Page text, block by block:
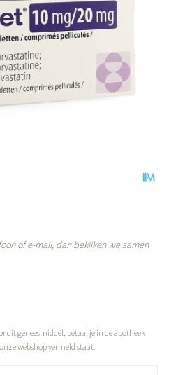
dit geneesmiddel, betaal je in de apotheek
webshop vermeld staat.
of e-mail, dan bekijken we samen